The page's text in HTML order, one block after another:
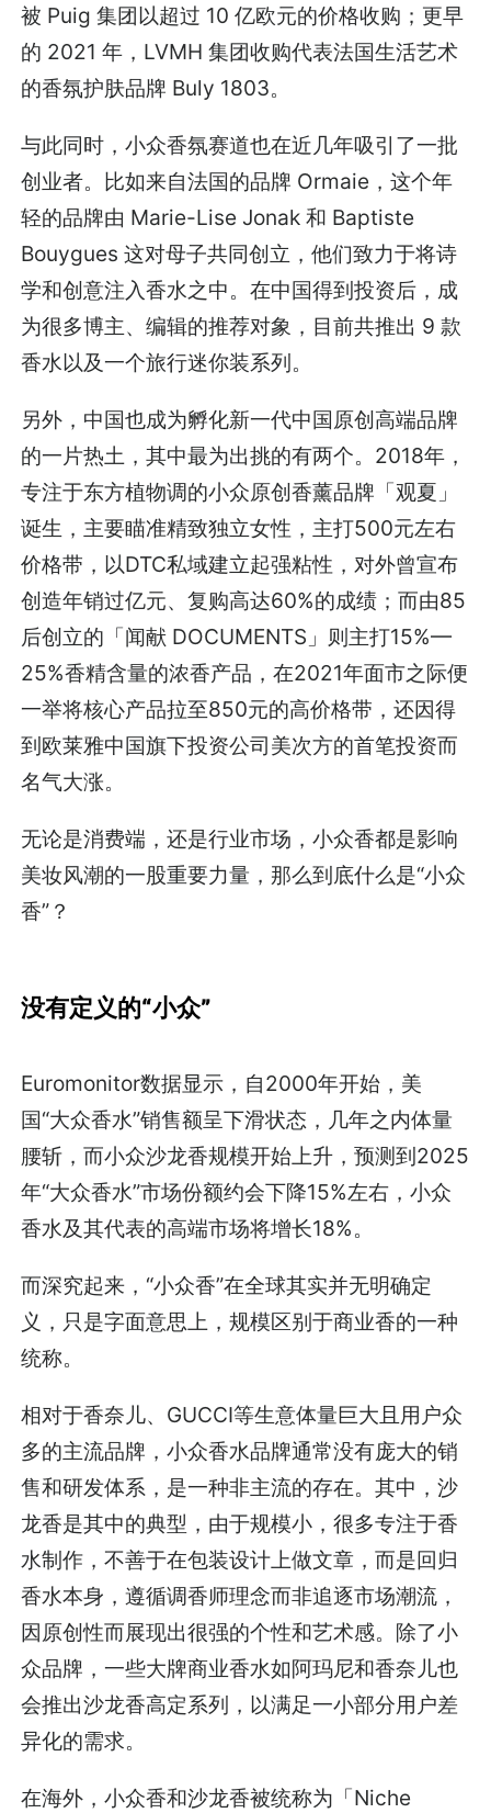
被 Puig 集团以超过 10 亿欧元的价格收购；更早
的 2021 年，LVMH 集团收购代表法国生活艺术
的香氛护肤品牌 Buly 1803。
与此同时，小众香氛赛道也在近几年吸引了一批
创业者。比如来自法国的品牌 Ormaie，这个年
轻的品牌由 Marie-Lise Jonak 和 Baptiste
Bouygues 这对母子共同创立，他们致力于将诗
学和创意注入香水之中。在中国得到投资后，成
为很多博主、编辑的推荐对象，目前共推出 9 款
香水以及一个旅行迷你装系列。
另外，中国也成为孵化新一代中国原创高端品牌
的一片热土，其中最为出挑的有两个。2018年，
专注于东方植物调的小众原创香薰品牌「观夏」
诞生，主要瞄准精致独立女性，主打500元左右
价格带，以DTC私域建立起强粘性，对外曾宣布
创造年销过亿元、复购高达60%的成绩；而由85
后创立的「闻献 DOCUMENTS」则主打15%—
25%香精含量的浓香产品，在2021年面市之际便
一举将核心产品拉至850元的高价格带，还因得
到欧莱雅中国旗下投资公司美次方的首笔投资而
名气大涨。
无论是消费端，还是行业市场，小众香都是影响
美妆风潮的一股重要力量，那么到底什么是“小众
香”？
没有定义的“小众”
Euromonitor数据显示，自2000年开始，美
国“大众香水”销售额呈下滑状态，几年之内体量
腰斩，而小众沙龙香规模开始上升，预测到2025
年“大众香水”市场份额约会下降15%左右，小众
香水及其代表的高端市场将增长18%。
而深究起来，“小众香”在全球其实并无明确定
义，只是字面意思上，规模区别于商业香的一种
统称。
相对于香奈儿、GUCCI等生意体量巨大且用户众
多的主流品牌，小众香水品牌通常没有庞大的销
售和研发体系，是一种非主流的存在。其中，沙
龙香是其中的典型，由于规模小，很多专注于香
水制作，不善于在包装设计上做文章，而是回归
香水本身，遵循调香师理念而非追逐市场潮流，
因原创性而展现出很强的个性和艺术感。除了小
众品牌，一些大牌商业香水如阿玛尼和香奈儿也
会推出沙龙香高定系列，以满足一小部分用户差
异化的需求。
在海外，小众香和沙龙香被统称为「Niche